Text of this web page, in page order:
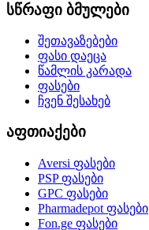
სწრაფი ბმულები
შეთავაზებები
ფასი დაეცა
წამლის კარადა
ფასები
ჩვენ შესახებ
აფთიაქები
Aversi ფასები
PSPფასები
GPC ფასები
Pharmadepot ფასები
Fon.ge ფასები